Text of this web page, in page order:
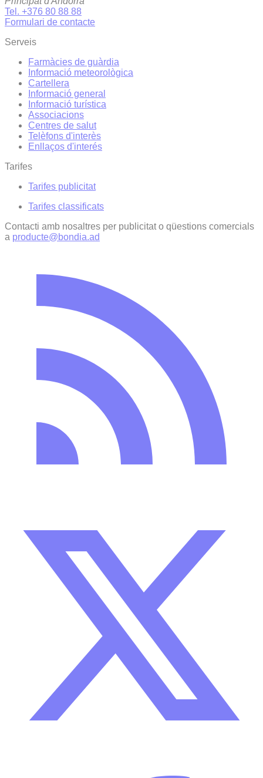
Tel. +376 80 88 88
Formulari de contacte
Serveis
Farmàcies de guàrdia
Informació meteorològica
Cartellera
Informació general
Informació turística
Associacions
Centres de salut
Telèfons d'interès
Enllaços d'interés
Tarifes
Tarifes publicitat
Tarifes classificats
Contacti amb nosaltres per publicitat o qüestions comercials
a producte@bondia.ad